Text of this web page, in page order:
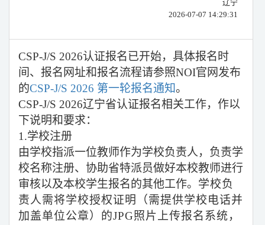
辽宁
2026-07-07 14:29:31
CSP-J/S 2026认证报名已开始， 具体报名时
间、报名网址和报名流程请参照NOI官网发布
的CSP-J/S 2026 第一轮报名通知。
CSP-J/S 2026辽宁省认证报名相关工作，作以
下说明和要求：
1.学校注册
由学校指派一位教师作为学校负责人，负责学
校名称注册、协助省特派员做好本校教师进行
审核以及本校学生报名的其他工作。 学校负
责人需将学校授权证明（需提供学校电话并
加盖单位公章）的JPG照片上传报名系统，